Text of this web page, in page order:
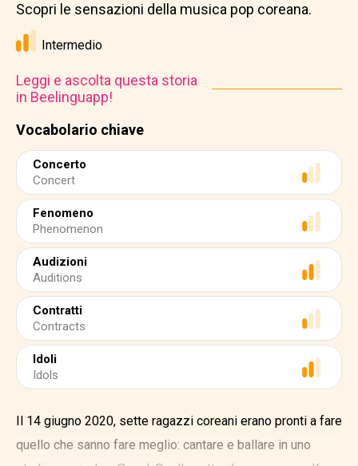
Vocabolario chiave
Concerto
Concert
Fenomeno
Phenomenon
Audizioni
Auditions
Contratti
Contracts
Idoli
Idols
Scopri le sensazioni della musica pop coreana.
Intermedio
Leggi e ascolta questa storia
in Beelinguapp!
Il 14 giugno 2020, sette ragazzi coreani erano pronti a fare
quello che sanno fare meglio: cantare e ballare in uno